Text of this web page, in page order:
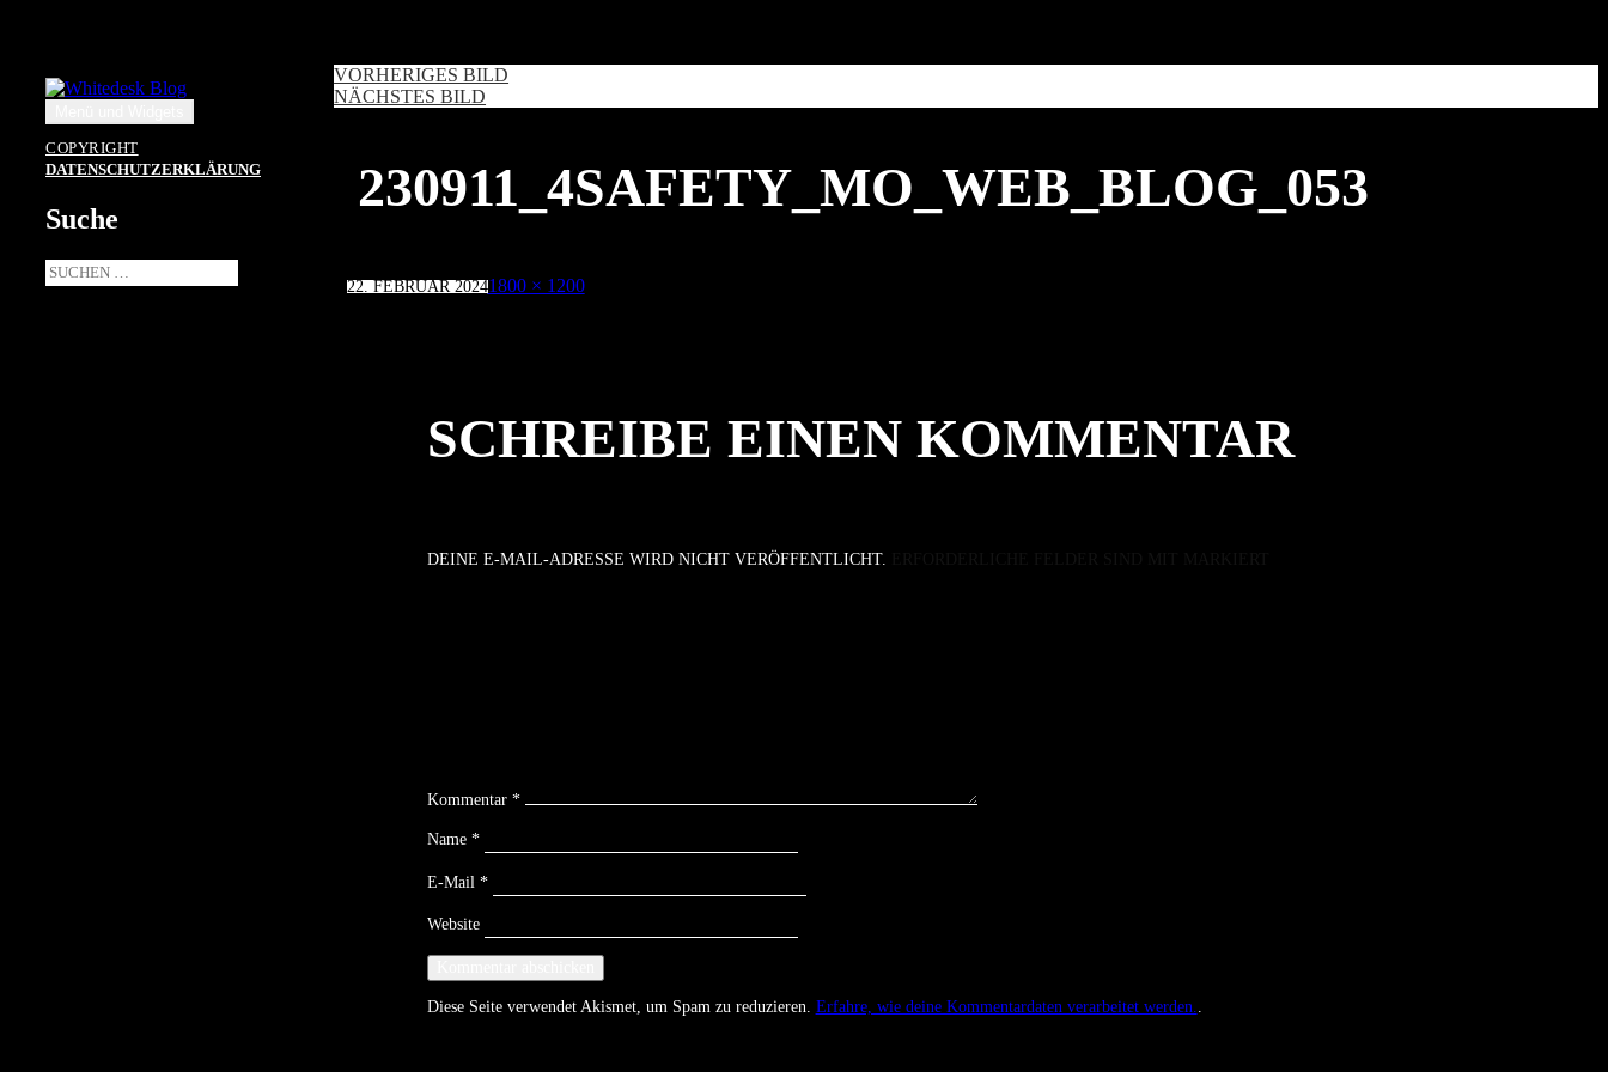
COPYRIGHT
DATENSCHUTZERKLÄRUNG
Suche
Suche
nach:
VORHERIGES BILD
NÄCHSTES BILD
230911_4SAFETY_MO_WEB_BLOG_053
Veröffentlicht
am
22. FEBRUAR 2024Volle
1800 × 1200
SCHREIBE EINEN KOMMENTAR
DEINE E-MAIL-ADRESSE WIRD NICHT VERÖFFENTLICHT.
Kommentar *
Name *
E-Mail *
Website
Diese Seite verwendet Akismet, um Spam zu reduzieren. Erfahre, wie deine Kommentardaten verarbeitet werden..